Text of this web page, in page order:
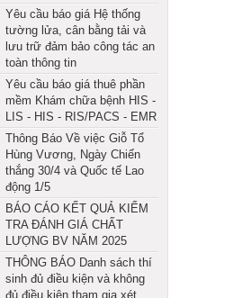
Yêu cầu báo giá Hệ thống
tường lửa, cân bằng tải và
lưu trữ đảm bảo công tác an
toàn thông tin
Yêu cầu báo giá thuê phần
mềm Khám chữa bệnh HIS -
LIS - HIS - RIS/PACS - EMR
Thông Báo Về việc Giỗ Tổ
Hùng Vương, Ngày Chiến
thắng 30/4 và Quốc tế Lao
động 1/5
BÁO CÁO KẾT QUẢ KIỂM
TRA ĐÁNH GIÁ CHẤT
LƯỢNG BV NĂM 2025
THÔNG BÁO Danh sách thí
sinh đủ điều kiện và không
đủ điều kiện tham gia xét